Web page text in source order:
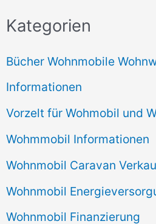
Kategorien
Bücher Wohnmobile
Informationen
Vorzelt für Wohmobil und
Wohmmobil Informationen
Wohnmobil Caravan
Wohnmobil
Wohnmobil Finanzierung